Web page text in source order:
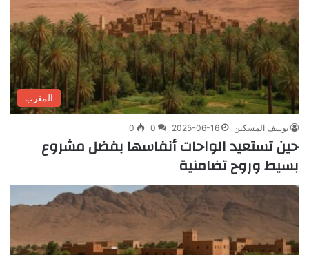
المغرب
يوسف المسكين 2025-06-16
0
0
حين تستعيد الواحات أنفاسها بفضل مشروع
بسيط وروح تضامنية